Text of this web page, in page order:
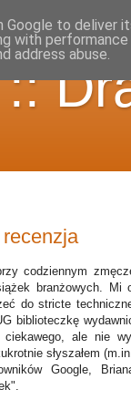
codziennym
branżowych. Mi
do stricte
biblioteczkę
ciekawego, ale nie
słyszałem
Google,
to deliver
with
address abuse.